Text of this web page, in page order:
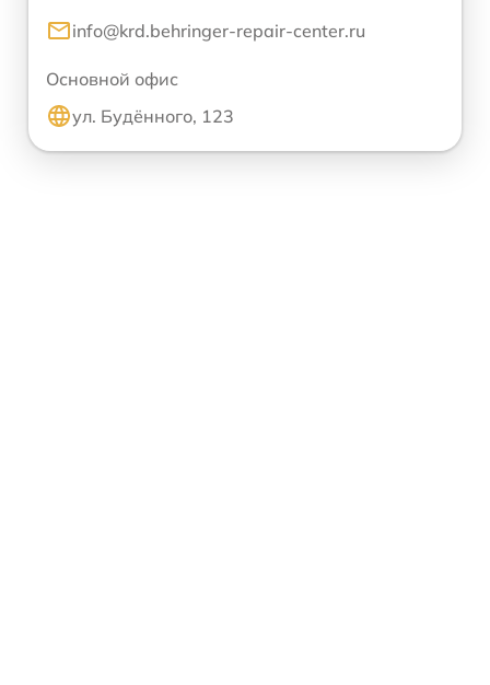
info@krd.behringer-repair-center.ru
Основной офис
ул. Будённого, 123